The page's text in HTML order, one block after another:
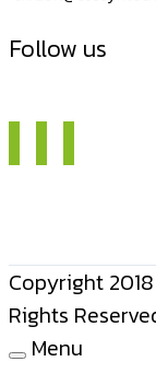
Follow us
Copyright 2018
Rights
Menu